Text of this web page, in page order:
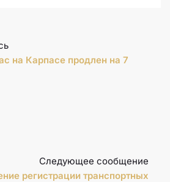
на Карпасе продлен на 7
Следующее сообщение
регистрации транспортных